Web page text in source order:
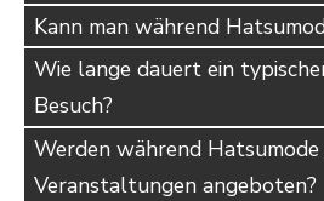
Kann man während
Wie lange dauert ein
Besuch?
Werden während Hatsumode
Veranstaltungen angeboten?